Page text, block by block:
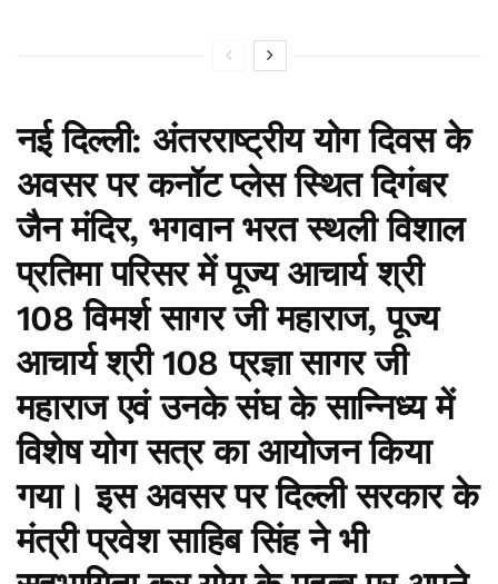
नई दिल्ली: अंतरराष्ट्रीय योग दिवस के
अवसर पर कनॉट प्लेस स्थित दिगंबर
जैन मंदिर, भगवान भरत स्थली विशाल
प्रतिमा परिसर मेंपूज्य आचार्य श्री
108 विमर्श सागर जी महाराज, पूज्य
आचार्य श्री 108 प्रज्ञा सागर जी
महाराजएवं उनके संघ के सान्निध्य में
विशेष योग सत्र का आयोजन किया
गया। इस अवसर परदिल्ली सरकार के
मंत्री प्रवेश साहिब सिंहने भी